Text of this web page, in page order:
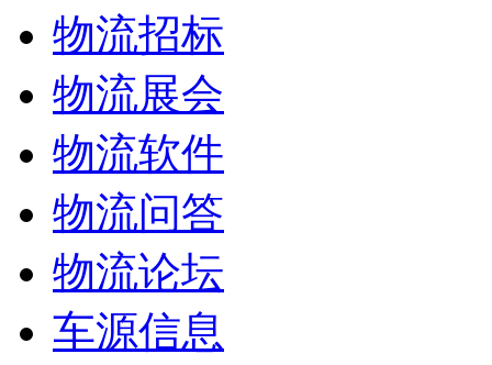
物流招标
物流展会
物流软件
物流问答
物流论坛
车源信息